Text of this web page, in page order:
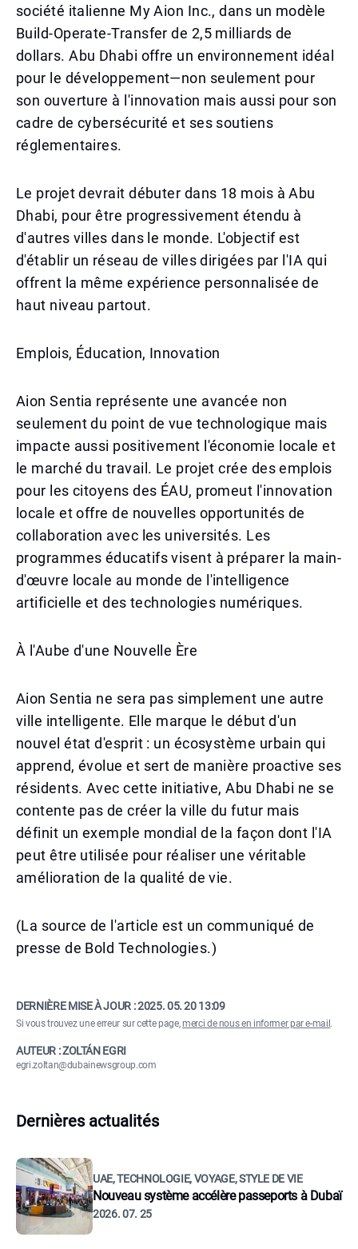
société italienne My Aion Inc., dans un modèle
Build-Operate-Transfer de 2,5 milliards de
dollars. Abu Dhabi offre un environnement idéal
pour le développement—non seulement pour
son ouverture à l'innovation mais aussi pour son
cadre de cybersécurité et ses soutiens
réglementaires.
Le projet devrait débuter dans 18 mois à Abu
Dhabi, pour être progressivement étendu à
d'autres villes dans le monde. L'objectif est
d'établir un réseau de villes dirigées par l'IA qui
offrent la même expérience personnalisée de
haut niveau partout.
Emplois, Éducation, Innovation
Aion Sentia représente une avancée non
seulement du point de vue technologique mais
impacte aussi positivement l'économie locale et
le marché du travail. Le projet crée des emplois
pour les citoyens des ÉAU, promeut l'innovation
locale et offre de nouvelles opportunités de
collaboration avec les universités. Les
programmes éducatifs visent à préparer la main-
d'œuvre locale au monde de l'intelligence
artificielle et des technologies numériques.
À l'Aube d'une Nouvelle Ère
Aion Sentia ne sera pas simplement une autre
ville intelligente. Elle marque le début d'un
nouvel état d'esprit : un écosystème urbain qui
apprend, évolue et sert de manière proactive ses
résidents. Avec cette initiative, Abu Dhabi ne se
contente pas de créer la ville du futur mais
définit un exemple mondial de la façon dont l'IA
peut être utilisée pour réaliser une véritable
amélioration de la qualité de vie.
(La source de l'article est un communiqué de
presse de Bold Technologies.)
DERNIÈRE MISE À JOUR :2025. 05. 20 13:09
Si vous trouvez une erreur sur cette page,merci de nous en informer par e-mail .
AUTEUR : ZOLTÁN EGRI
egri.zoltan@dubainewsgroup.com
Dernières actualités
UAE, TECHNOLOGIE, VOYAGE, STYLE DE VIE
Nouveau système accélère passeports à Dubaï
2026. 07. 25